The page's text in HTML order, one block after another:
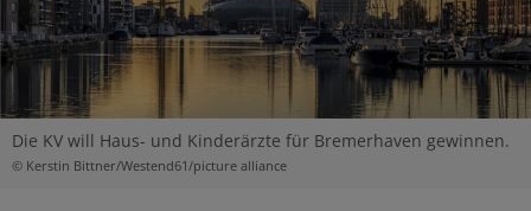
Die KV will Haus- und Kinderärzte für Bremerhaven gewinnen.
© Kerstin Bittner/Westend61/picture alliance